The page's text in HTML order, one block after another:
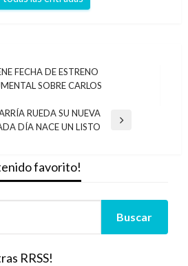
FECHA DE ESTRENO
SOBRE CARLOS
RUEDA SU NUEVA
DÍA NACE UN LISTO
favorito!
RRSS!